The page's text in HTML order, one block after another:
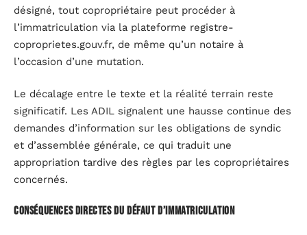
désigné, tout copropriétaire peut procéder à
l’immatriculation via la plateforme registre-
coproprietes.gouv.fr, de même qu’un notaire à
l’occasion d’une mutation.
Le décalage entre le texte et la réalité terrain reste
significatif. Les ADIL signalent une hausse continue des
demandes d’information sur les obligations de syndic
et d’assemblée générale, ce qui traduit une
appropriation tardive des règles par les copropriétaires
concernés.
Conséquences directes du défaut d’immatriculation